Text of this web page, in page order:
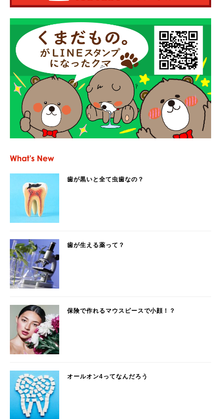
歯が黒いと全て虫歯なの？
歯が生える薬って？
保険で作れるマウスピースで小顔！？
オールオン4ってなんだろう